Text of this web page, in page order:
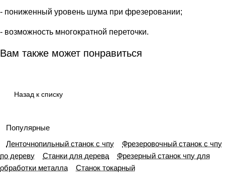
- пониженный уровень шума при фрезеровании;
- возможность многократной переточки.
Вам также может понравиться
Назад к списку
Популярные
Ленточнопильный станок с чпу
Фрезеровочный станок с чпу
по дереву
Станки для дерева
Фрезерный станок чпу для
обработки металла
Станок токарный